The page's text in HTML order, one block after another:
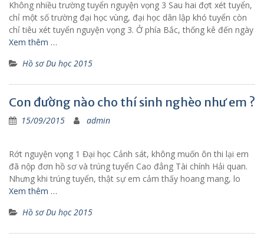
Không nhiều trường tuyển nguyện vọng 3 Sau hai đợt xét tuyển,
chỉ một số trường đại học vùng, đại học dân lập khó tuyển còn
chỉ tiêu xét tuyển nguyện vọng 3. Ở phía Bắc, thống kê đến ngày
Xem thêm …
Hồ sơ Du học 2015
Con đường nào cho thí sinh nghèo như em ?
15/09/2015 admin
Rớt nguyện vọng 1 Đại học Cảnh sát, không muốn ôn thi lại em
đã nộp đơn hồ sơ và trúng tuyển Cao đẳng Tài chính Hải quan.
Nhưng khi trúng tuyển, thật sự em cảm thấy hoang mang, lo
Xem thêm …
Hồ sơ Du học 2015